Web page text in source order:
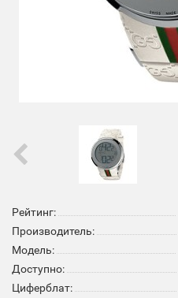
Рейтинг:
Производитель:
Модель:
Доступно:
Циферблат: